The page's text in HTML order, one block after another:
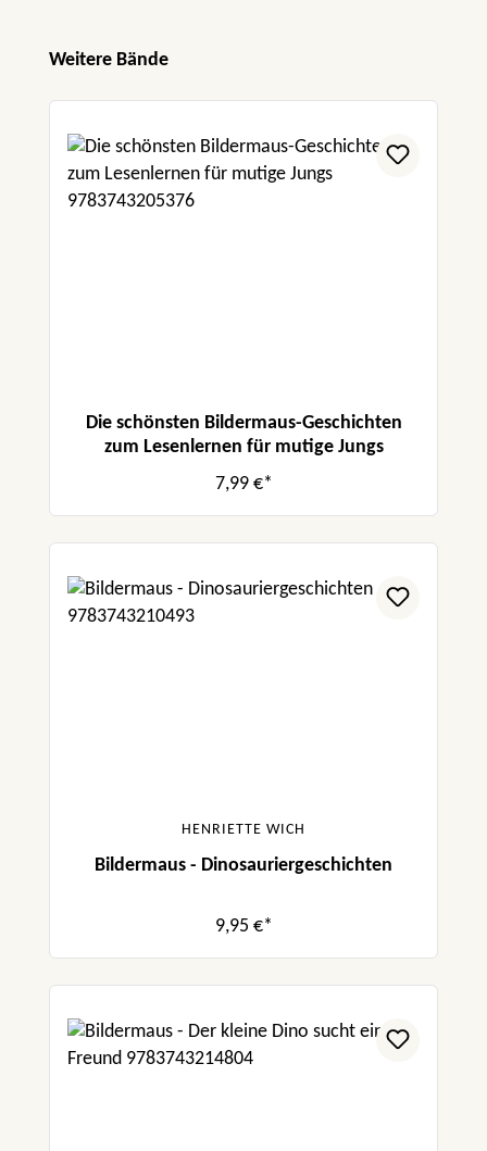
Produktgalerie überspringen
Weitere Bände
Die schönsten Bildermaus-Geschichten
zum Lesenlernen für mutige Jungs
7,99 €*
HENRIETTE WICH
Bildermaus - Dinosauriergeschichten
9,95 €*